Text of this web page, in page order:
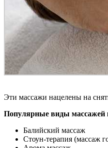
Эти массажи нацелены на
Популярные виды
Балийский массаж
Стоун-терапия (массаж